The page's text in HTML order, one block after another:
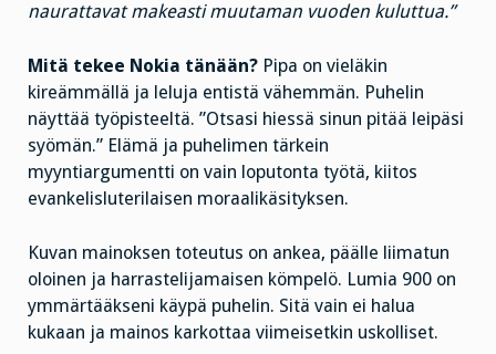
naurattavat makeasti muutaman vuoden kuluttua.”
Mitä tekee Nokia tänään? Pipa on vieläkin
kireämmällä ja leluja entistä vähemmän. Puhelin
näyttää työpisteeltä. ”Otsasi hiessä sinun pitää leipäsi
syömän.” Elämä ja puhelimen tärkein
myyntiargumentti on vain loputonta työtä, kiitos
evankelisluterilaisen moraalikäsityksen.
Kuvan mainoksen toteutus on ankea, päälle liimatun
oloinen ja harrastelijamaisen kömpelö. Lumia 900 on
ymmärtääkseni käypä puhelin. Sitä vain ei halua
kukaan ja mainos karkottaa viimeisetkin uskolliset.